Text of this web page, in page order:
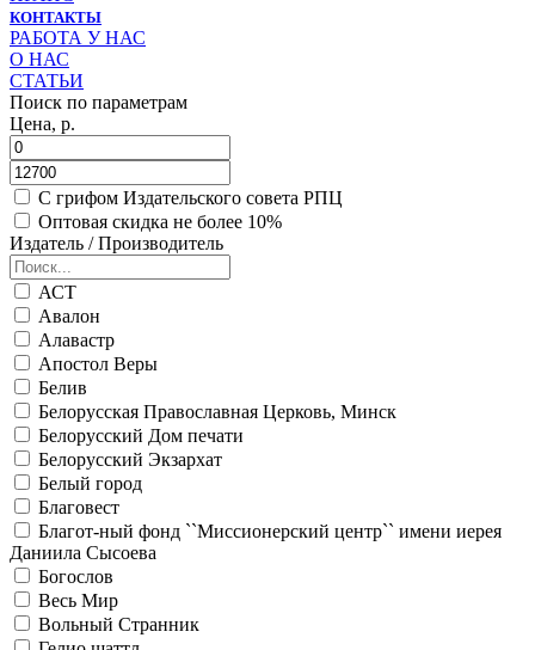
КОНТАКТЫ
РАБОТА У НАС
О НАС
СТАТЬИ
Поиск по параметрам
Цена, р.
С грифом Издательского совета РПЦ
Оптовая скидка не более 10%
Издатель / Производитель
АСТ
Авалон
Алавастр
Апостол Веры
Белив
Белорусская Православная Церковь, Минск
Белорусский Дом печати
Белорусский Экзархат
Белый город
Благовест
Благот-ный фонд ``Миссионерский центр`` имени иерея
Даниила Сысоева
Богослов
Весь Мир
Вольный Странник